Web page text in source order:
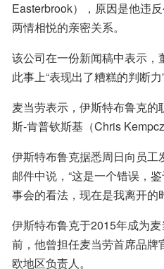
Easterbrook），原因是他违
两情相悦的亲密关系。
该公司在一份新闻稿中表示，
此事上“表现出了糟糕的判断力”
麦当劳表示，伊斯特布鲁克的
斯-肯普钦斯基（Chris
伊斯特布鲁克据悉周日向员工
邮件中说，“这是一个错误，
事会的看法，现在是我离开的
伊斯特布鲁克于2015年成为
前，他曾担任麦当劳首席品
欧地区负责人。